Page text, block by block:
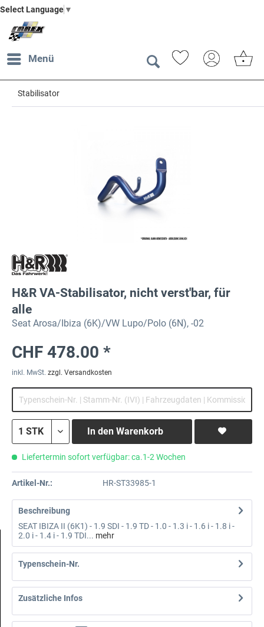
Select Language ▼
Menü
Stabilisator
H&R VA-Stabilisator, nicht verst'bar, für
alle
Seat Arosa/Ibiza (6K)/VW Lupo/Polo (6N), -02
CHF 478.00 *
inkl. MwSt. zzgl. Versandkosten
In den Warenkorb
Liefertermin sofort verfügbar: ca.1-2 Wochen
Artikel-Nr.: HR-ST33985-1
Beschreibung
SEAT IBIZA II (6K1) - 1.9 SDI - 1.9 TD - 1.0 - 1.3 i - 1.6 i - 1.8 i -
2.0 i - 1.4 i - 1.9 TDI... mehr
Typenschein-Nr.
Zusätzliche Infos